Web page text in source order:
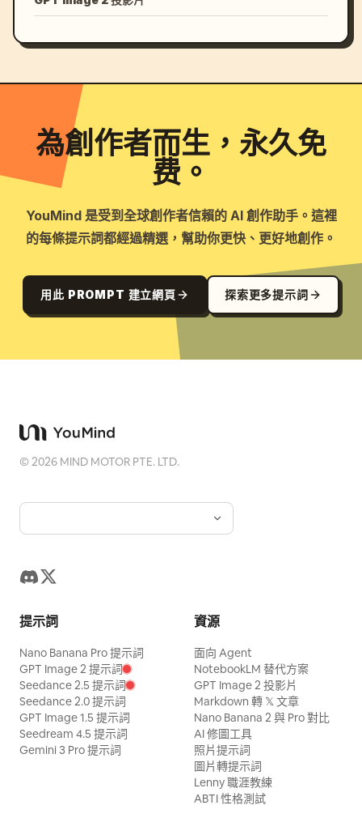
為創作者而生，永久免
费。
YouMind 是受到全球創作者信賴的 AI 創作助手。這裡
的每條提示詞都經過精選，幫助你更快、更好地創作。
用此 PROMPT 建立網頁 探索更多提示詞
©2026 MIND MOTOR PTE. LTD.
提示詞
Nano Banana Pro 提示詞
GPT Image 2 提示詞
Seedance 2.5 提示詞
Seedance 2.0 提示詞
GPT Image 1.5 提示詞
Seedream 4.5 提示詞
Gemini 3 Pro 提示詞
資源
面向 Agent
NotebookLM 替代方案
GPT Image 2 投影片
Markdown 轉 𝕏 文章
Nano Banana 2 與 Pro 對比
AI 修圖工具
照片提示詞
圖片轉提示詞
Lenny 職涯教練
ABTI 性格測試